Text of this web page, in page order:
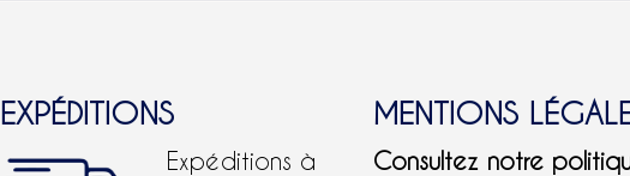
EXPÉDITIONS
Expéditions à
MENTIONS
Consultez notre